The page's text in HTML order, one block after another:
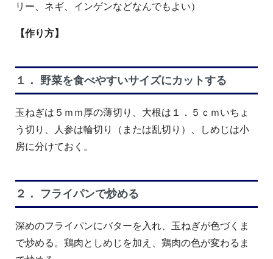
リー、ネギ、インゲンなどなんでもよい）
【作り方】
１． 野菜を食べやすいサイズにカットする
玉ねぎは５ｍｍ厚の薄切り、大根は１．５ｃｍいちょ
う切り、人参は輪切り（または乱切り）、しめじは小
房に分けておく。
２． フライパンで炒める
深めのフライパンにバターを入れ、玉ねぎが色づくま
で炒める。鶏肉としめじを加え、鶏肉の色が変わるま